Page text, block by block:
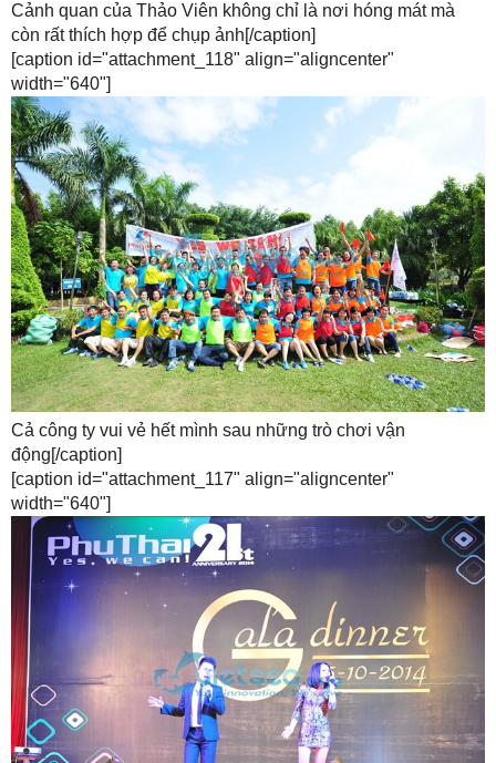
Cảnh quan của Thảo Viên không chỉ là nơi hóng mát mà
còn rất thích hợp để chụp ảnh[/caption]
[caption id="attachment_118" align="aligncenter"
width="640"]
Cả công ty vui vẻ hết mình sau những trò chơi vận
động[/caption]
[caption id="attachment_117" align="aligncenter"
width="640"]